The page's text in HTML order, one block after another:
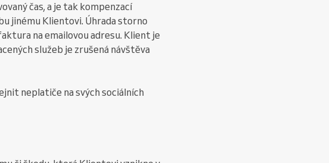
čas, a je tak kompenzací
jinému Klientovi. Úhrada storno
na emailovou adresu. Klient je
služeb je zrušená návštěva
neplatiče na svých sociálních